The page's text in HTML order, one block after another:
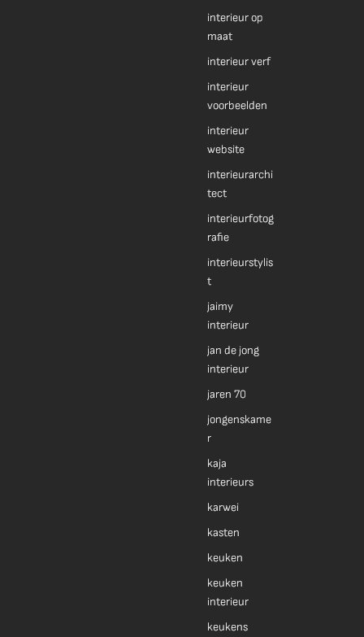
interieur op
maat
interieur verf
interieur
voorbeelden
interieur
website
interieurarchi
tect
interieurfotog
rafie
interieurstylis
t
jaimy
interieur
jan de jong
interieur
jaren 70
jongenskame
r
kaja
interieurs
karwei
kasten
keuken
keuken
interieur
keukens